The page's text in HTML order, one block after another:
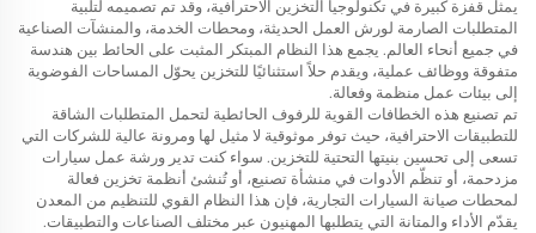
يمثل قفزة كبيرة في تكنولوجيا التخزين الاحترافية، وقد تم تصميمه لتلبية
المتطلبات الصارمة لورش العمل الحديثة، ومحطات الخدمة، والمنشآت الصناعية
في جميع أنحاء العالم. يجمع هذا النظام المبتكر المثبت على الحائط بين هندسة
متفوقة ووظائف عملية، ويقدم حلاً استثنائيًا للتخزين يحوّل المساحات الفوضوية
إلى بيئات عمل منظمة وفعالة.
تم تصنيع هذه الخطافات القوية للرفوف الحائطية لتحمل المتطلبات الشاقة
للتطبيقات الاحترافية، حيث توفر موثوقية لا مثيل لها ومرونة عالية للشركات التي
تسعى إلى تحسين بنيتها التحتية للتخزين. سواء كنت تدير ورشة عمل سيارات
مزدحمة، أو تنظّم الأدوات في منشأة تصنيع، أو تُنشئ أنظمة تخزين فعالة
لمحطات صيانة السيارات التجارية، فإن هذا النظام القوي للتنظيم من المعدن
يقدّم الأداء والمتانة التي يتطلبها المهنيون عبر مختلف الصناعات والتطبيقات.